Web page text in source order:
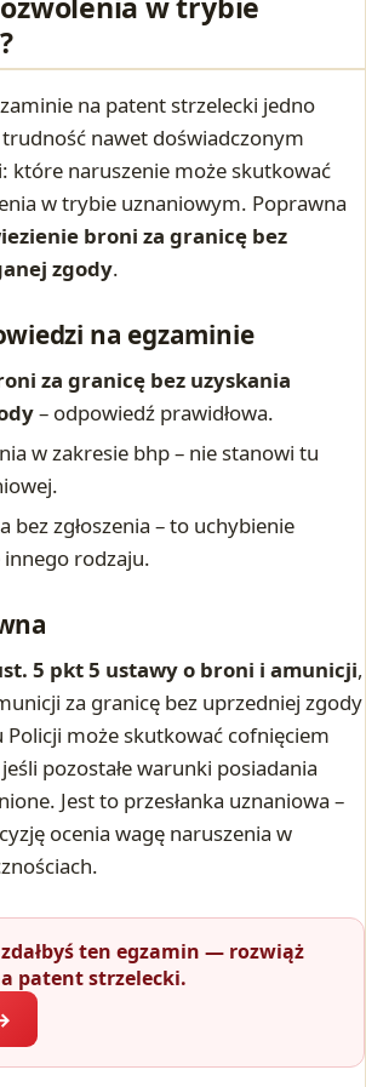
na patent strzelecki jedno
nawet doświadczonym
które naruszenie może skutkować
w trybie uznaniowym. Poprawna
broni za granicę bez
zgody.
na egzaminie
za granicę bez uzyskania
– odpowiedź prawidłowa.
w zakresie bhp – nie stanowi tu
bez zgłoszenia – to uchybienie
rodzaju.
5 pkt 5 ustawy o broni i amunicji,
za granicę bez uprzedniej zgody
Policji może skutkować cofnięciem
pozostałe warunki posiadania
Jest to przesłanka uznaniowa –
ocenia wagę naruszenia w
ten egzamin — rozwiąż
patent strzelecki.